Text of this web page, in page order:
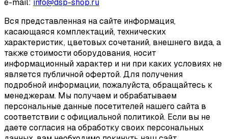
e-mail: info@dsp-shop.ru
Вся представленная на сайте информация,
касающаяся комплектаций, технических
характеристик, цветовых сочетаний, внешнего вида, а
также стоимости оборудования, носит
информационный характер и ни при каких условиях не
является публичной офертой. Для получения
подробной информации, пожалуйста, обращайтесь к
менеджерам. Мы получаем и обрабатываем
персональные данные посетителей нашего сайта в
соответствии с официальной политикой. Если вы не
даете согласия на обработку своих персональных